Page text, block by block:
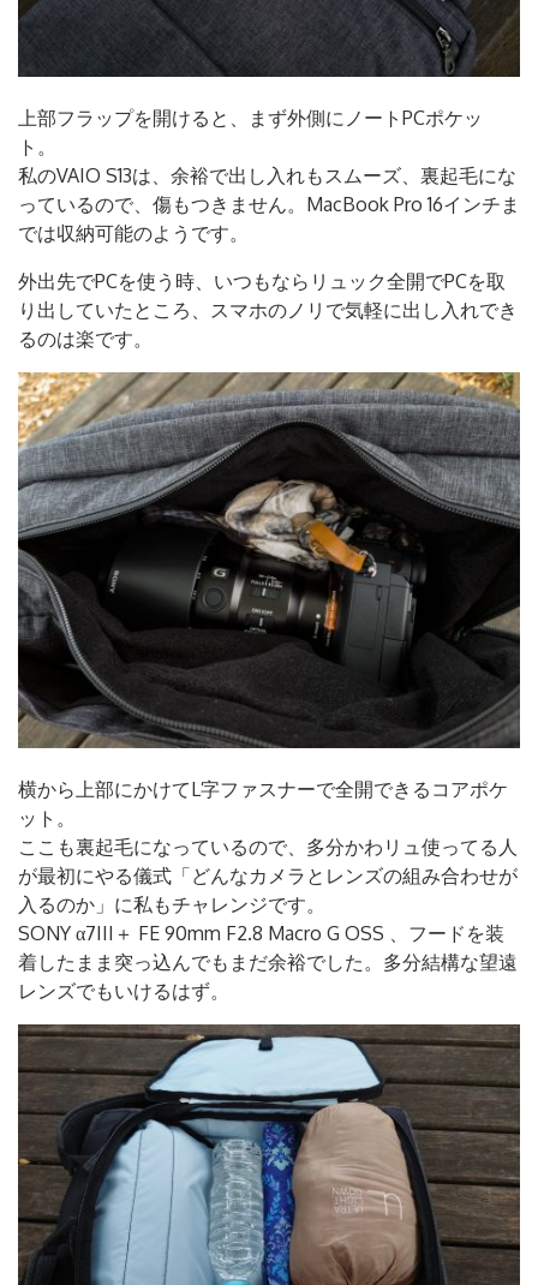
上部フラップを開けると、まず外側にノートPCポケッ
ト。
私のVAIO S13は、余裕で出し入れもスムーズ、裏起毛にな
っているので、傷もつきません。MacBook Pro 16インチま
では収納可能のようです。
外出先でPCを使う時、いつもならリュック全開でPCを取
り出していたところ、スマホのノリで気軽に出し入れでき
るのは楽です。
横から上部にかけてL字ファスナーで全開できるコアポケ
ット。
ここも裏起毛になっているので、多分かわリュ使ってる人
が最初にやる儀式「どんなカメラとレンズの組み合わせが
入るのか」に私もチャレンジです。
SONY α7III＋ FE 90mm F2.8 Macro G OSS 、フードを装
着したまま突っ込んでもまだ余裕でした。多分結構な望遠
レンズでもいけるはず。